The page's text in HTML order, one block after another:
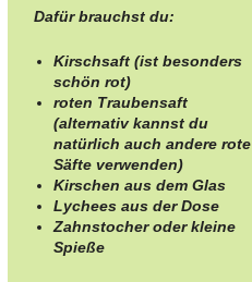
Dafür brauchst du:
Kirschsaft (ist besonders
schön rot)
roten Traubensaft
(alternativ kannst du
natürlich auch andere rote
Säfte verwenden)
Kirschen aus dem Glas
Lychees aus der Dose
Zahnstocher oder kleine
Spieße